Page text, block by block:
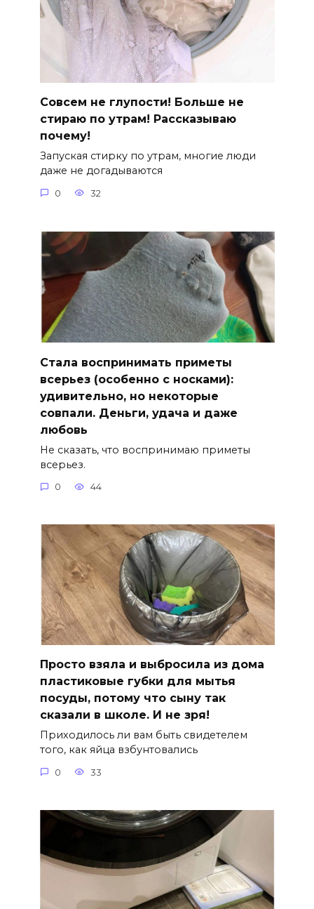
Совсем не глупости! Больше не
стираю по утрам! Рассказываю
почему!
Запуская стирку по утрам, многие люди
даже не догадываются
0 32
Стала воспринимать приметы
всерьез (особенно с носками):
удивительно, но некоторые
совпали. Деньги, удача и даже
любовь
Не сказать, что воспринимаю приметы
всерьез.
0 44
Просто взяла и выбросила из дома
пластиковые губки для мытья
посуды, потому что сыну так
сказали в школе. И не зря!
Приходилось ли вам быть свидетелем
того, как яйца взбунтовались
0 33